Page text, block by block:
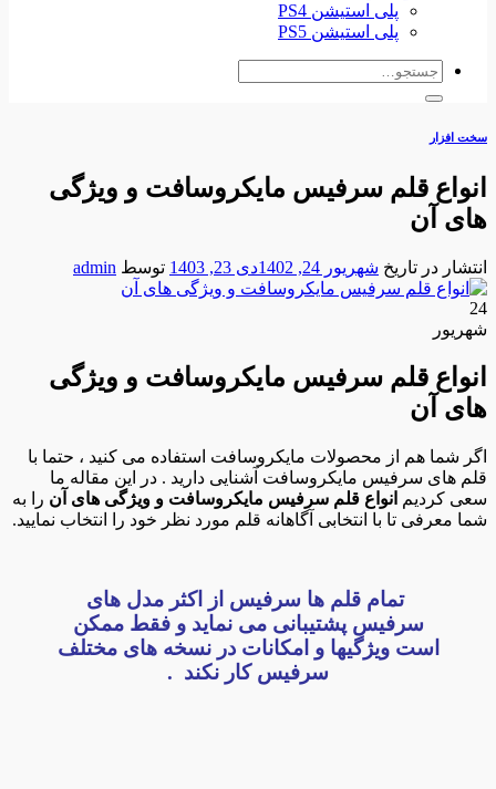
پلی استیشن PS4
پلی استیشن PS5
جستجو
سخت افزار
انواع قلم سرفیس مایکروسافت و ویژگی
های آن
انتشار در تاریخ شهریور 24, 1402 دی 23, 1403 توسط admin
24
شهریور
انواع قلم سرفیس مایکروسافت و ویژگی
های آن
اگر شما هم از محصولات مایکروسافت استفاده می کنید ، حتما با
قلم های سرفیس مایکروسافت آشنایی دارید . در این مقاله ما
سعی کردیم انواع قلم سرفیس مایکروسافت و ویژگی های آن را به
شما معرفی تا با انتخابی آگاهانه قلم مورد نظر خود را انتخاب نمایید.
تمام قلم ها سرفیس از اکثر مدل های
سرفیس پشتیبانی می نماید و فقط ممکن
است ویژگیها و امکانات در نسخه های مختلف
سرفیس کار نکند .